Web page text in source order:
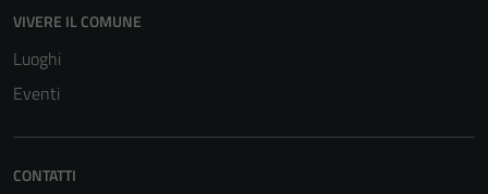
VIVERE IL COMUNE
Luoghi
Eventi
CONTATTI
informazioni